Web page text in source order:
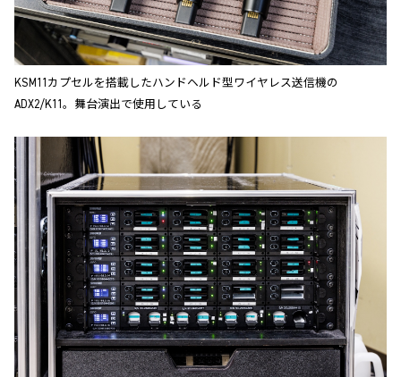
KSM11カプセルを搭載したハンドヘルド型ワイヤレス送信機の
ADX2/K11。舞台演出で使用している